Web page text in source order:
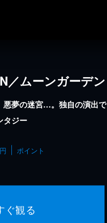
／ムーンガーデン
悪夢の迷宮…。独自の演出で
タジー
ポイント
ぐ観る